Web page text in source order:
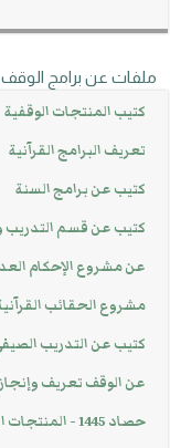
ملفات عن برامج
كتيب المنتجات الوقفية
تعريف البرامج القرآنية
كتيب عن برامج السنة
كتيب عن قسم التدريب
عن مشروع الإحكام
مشروع الحقائب
كتيب عن التدريب الصيفي
عن الوقف تعريف وإنجاز
حصاد 1445 - المنتجات الوقفية